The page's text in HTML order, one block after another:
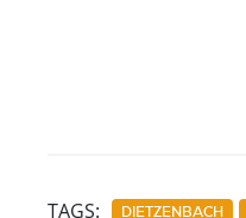
TAGS: DIETZENBACH